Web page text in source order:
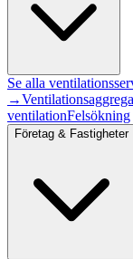
Se alla
→
ventilationFelsökning
Företag & Fastigheter